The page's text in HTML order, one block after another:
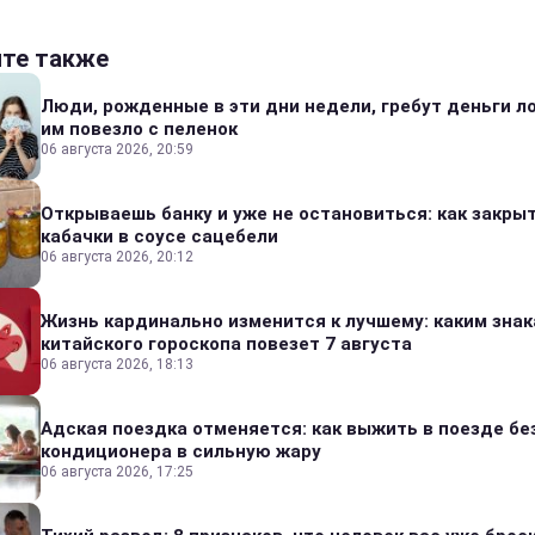
также
Люди, рожденные в эти дни недели, гребут деньги
им повезло с пеленок
06 августа 2026, 20:59
Открываешь банку и уже не остановиться: как
кабачки в соусе сацебели
06 августа 2026, 20:12
Жизнь кардинально изменится к лучшему: каким
китайского гороскопа повезет 7 августа
06 августа 2026, 18:13
Адская поездка отменяется: как выжить в поезде
кондиционера в сильную жару
06 августа 2026, 17:25